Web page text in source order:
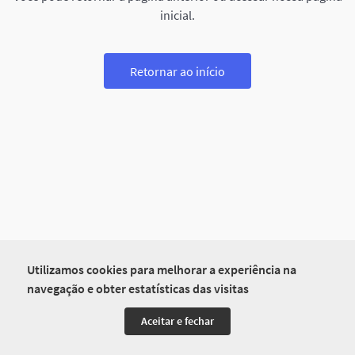
Utilizamos cookies para melhorar a experiência na
navegação e obter estatísticas das visitas
Aceitar e fechar
inicial.
Retornar ao início